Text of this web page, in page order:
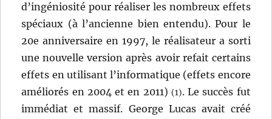
d’ingéniosité pour réaliser les nombreux effets
spéciaux (à l’ancienne bien entendu). Pour le
20e anniversaire en 1997, le réalisateur a sorti
une nouvelle version après avoir refait certains
effets en utilisant l’informatique (effets encore
améliorés en 2004 et en 2011) (1). Le succès fut
immédiat et massif. George Lucas avait créé